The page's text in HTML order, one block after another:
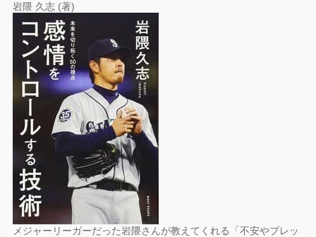
岩隈 久志 (著)
メジャーリーガーだった岩隈さんが教えてくれる「不安やプレッ